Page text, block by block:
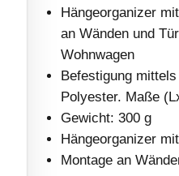
Hängeorganizer
an Wänden und
Wohnwagen
Befestigung
Polyester. Maße
Gewicht: 300 g
Hängeorganizer
Montage an